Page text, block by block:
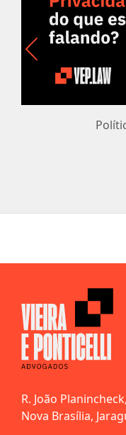
R. João
Nova Brasília,